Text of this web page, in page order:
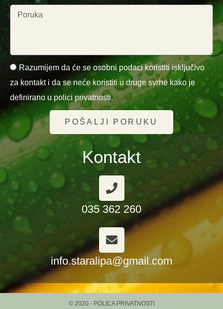
Razumijem da će se osobni podaci koristiti isključivo
za kontakt i da se neće koristiti u druge svrhe kako je
definirano u polici privatnosti.
POŠALJI PORUKU
Kontakt
035 362 260
info.staralipa@gmail.com
© 2020 - POLICA PRIVATNOSTI